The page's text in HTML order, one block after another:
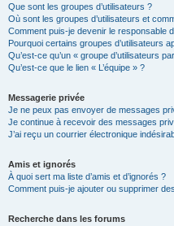
Que sont les groupes d’utilisateurs ?
Où sont les groupes d’utilisateurs et
Comment puis-je devenir le responsable
Pourquoi certains groupes d’utilisateurs
Qu’est-ce qu’un « groupe d’utilisateurs
Qu’est-ce que le lien « L’équipe » ?
Messagerie privée
Je ne peux pas envoyer de messages
Je continue à recevoir des messages
J’ai reçu un courrier électronique
Amis et ignorés
À quoi sert ma liste d’amis et d’ignorés ?
Comment puis-je ajouter ou supprimer
Recherche dans les forums